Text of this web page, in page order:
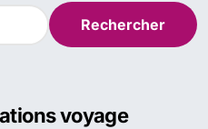
voyage